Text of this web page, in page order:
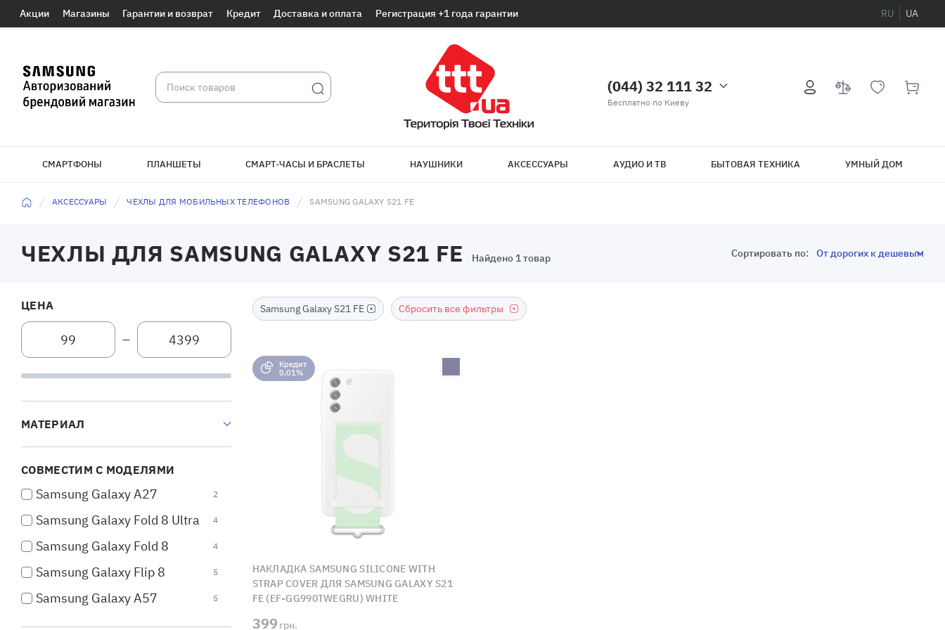
Акции Магазины Гарантии и возврат Кредит Доставка и оплата Регистрация +1 года гарантии RU UA
(044) 32 111 32
Бесплатно по Киеву
СМАРТФОНЫ ПЛАНШЕТЫ СМАРТ-ЧАСЫ И БРАСЛЕТЫ НАУШНИКИ АКСЕССУАРЫ АУДИО И ТВ БЫТОВАЯ ТЕХНИКА УМНЫЙ ДОМ
АКСЕССУАРЫ ЧЕХЛЫ ДЛЯ МОБИЛЬНЫХ ТЕЛЕФОНОВ SAMSUNG GALAXY S21 FE
ЧЕХЛЫ ДЛЯ SAMSUNG GALAXY S21 FE Найдено 1 товар Сортировать по:
Samsung Galaxy S21 FE Сбросить все фильтры
Кредит
0,01%
НАКЛАДКА SAMSUNG SILICONE WITH
STRAP COVER ДЛЯ SAMSUNG GALAXY S21
FE (EF-GG990TWEGRU) WHITE
399 грн.
ЦЕНА
—
МАТЕРИАЛ
СОВМЕСТИМ С МОДЕЛЯМИ
Samsung Galaxy A27 2
Samsung Galaxy Fold 8 Ultra 4
Samsung Galaxy Fold 8 4
Samsung Galaxy Flip 8 5
Samsung Galaxy A57 5
Samsung Galaxy A37 5